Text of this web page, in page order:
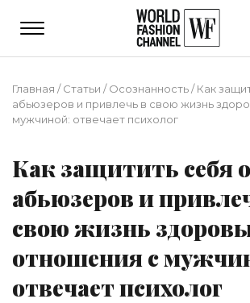
Главная /Статьи /Осознанность/Как
абьюзеров и привлечь в свою жизнь
мужчиной: отвечает психолог
Как защитить себя
абьюзеров и
свою жизнь
отношения с
отвечает психолог